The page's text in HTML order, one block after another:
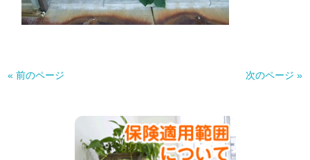
« 前のページ 次のページ »